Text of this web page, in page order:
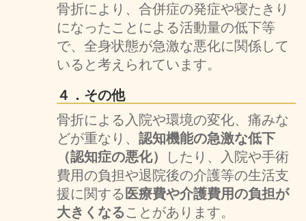
骨折により、合併症の発症や寝たきり
になったことによる活動量の低下等
で、全身状態が急激な悪化に関係して
いると考えられています。
４．その他
骨折による入院や環境の変化、痛みな
どが重なり、認知機能の急激な低下
（認知症の悪化）
したり、入院や手術
費用の負担や退院後の介護等の生活支
援に関する 医療費や介護費用の負担が
大きくなることがあります。